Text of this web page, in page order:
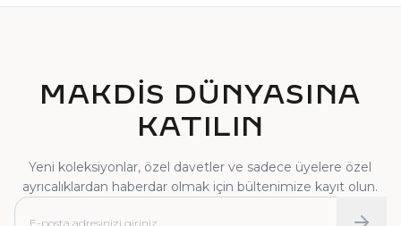
MAKDİS DÜNYASINA
KATILIN
Yeni koleksiyonlar, özel davetler ve sadece üyelere özel
ayrıcalıklardan haberdar olmak için bültenimize kayıt olun.